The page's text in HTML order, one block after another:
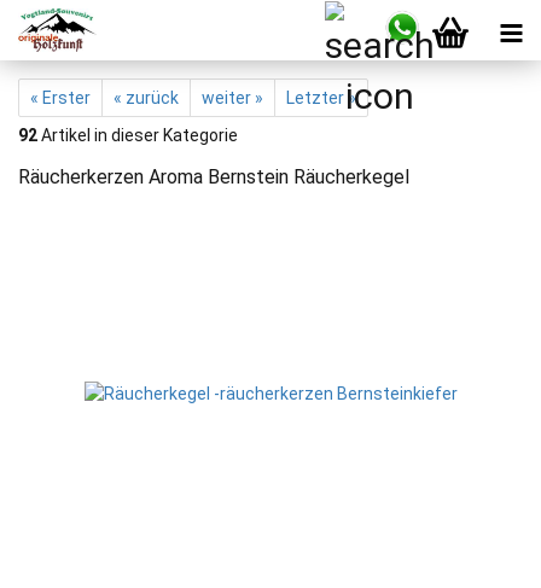
« Erster « zurück weiter »
Letzter »
92Artikel in dieser Kategorie
Räucherkerzen Aroma Bernstein Räucherkegel